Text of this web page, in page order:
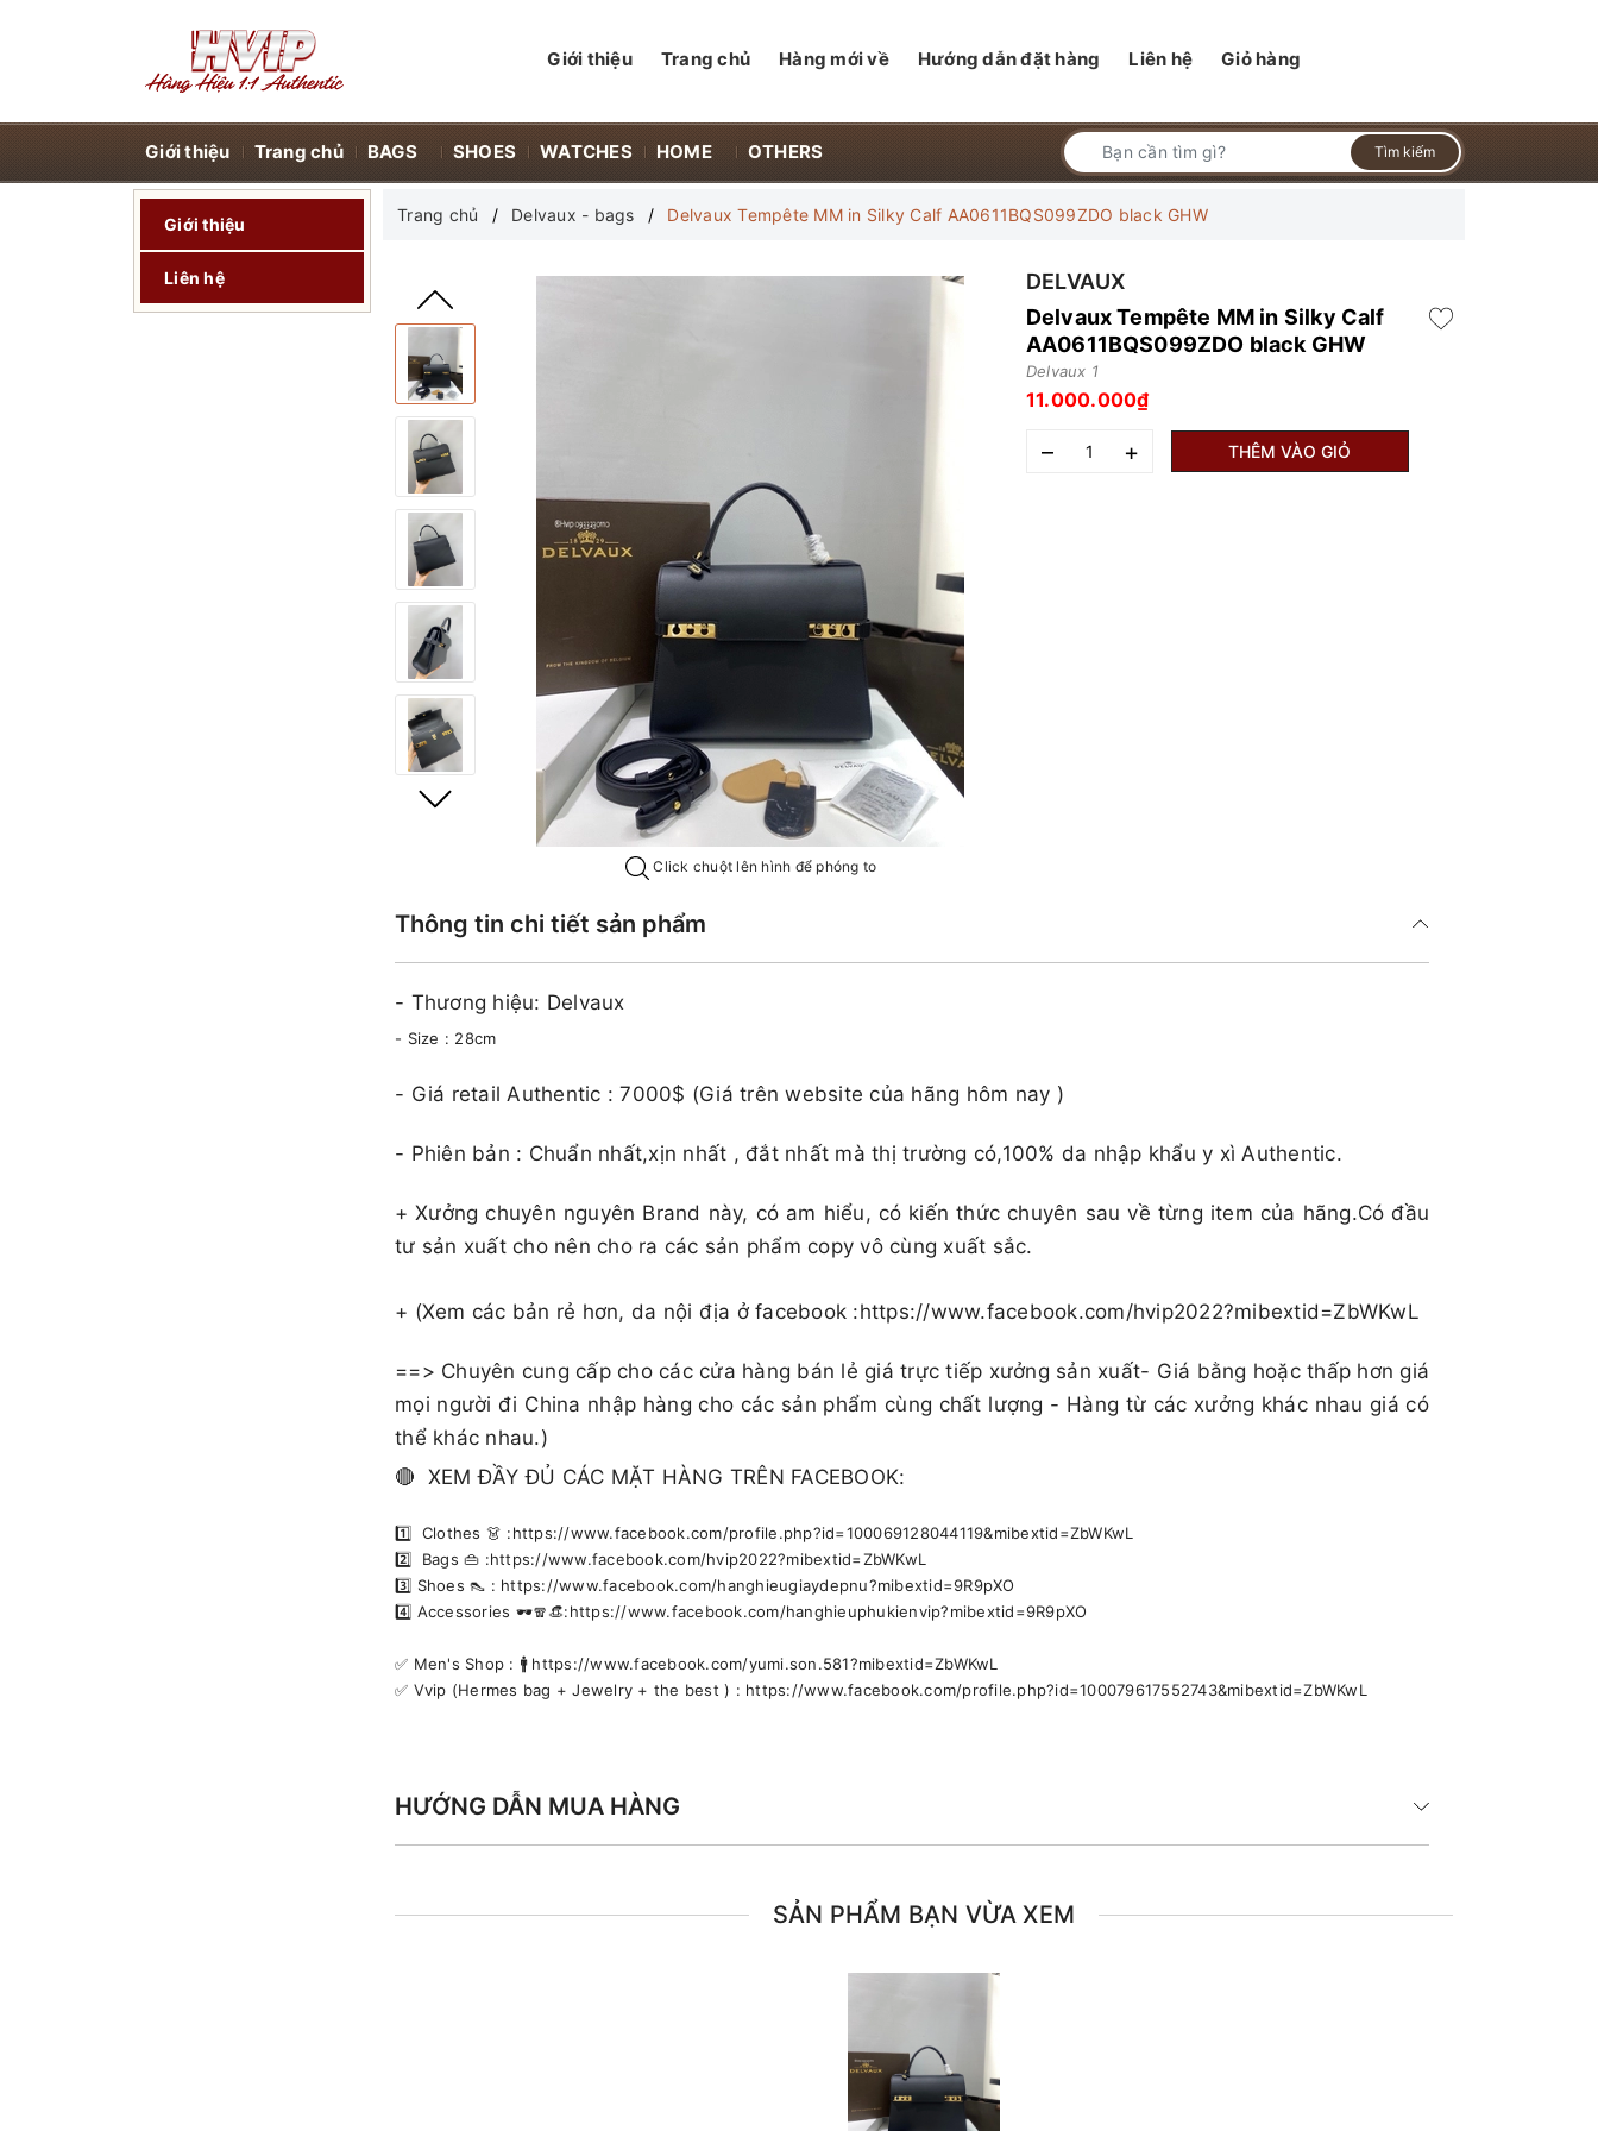
Giới thiệu Trang chủ Hàng mới về Hướng dẫn đặt hàng Liên hệ Giỏ hàng
Giới thiệu Trang chủ BAGS SHOES WATCHES HOME OTHERS Tìm kiếm
Giới thiệu
Liên hệ
Trang chủ Delvaux - bags Delvaux Tempête MM in Silky Calf AA0611BQS099ZDO black GHW
Click chuột lên hình để phóng to
DELVAUX
Delvaux Tempête MM in Silky Calf
AA0611BQS099ZDO black GHW
Delvaux 1
11.000.000₫
– + THÊM VÀO GIỎ
Thông tin chi tiết sản phẩm
- Thương hiệu: Delvaux
- Size : 28cm
​​​- Giá retail Authentic : 7000$ (Giá trên website của hãng hôm nay )​​​
- Phiên bản : Chuẩn nhất,xịn nhất , đắt nhất mà thị trường có,100% da nhập khẩu y xì Authentic.
+ Xưởng chuyên nguyên Brand này, có am hiểu, có kiến thức chuyên sau về từng item của hãng.Có đầu
tư sản xuất cho nên cho ra các sản phẩm copy vô cùng xuất sắc.
+ (Xem các bản rẻ hơn, da nội địa ở facebook :https://www.facebook.com/hvip2022?mibextid=ZbWKwL
==> Chuyên cung cấp cho các cửa hàng bán lẻ giá trực tiếp xưởng sản xuất- Giá bằng hoặc thấp hơn giá
mọi người đi China nhập hàng cho các sản phẩm cùng chất lượng - Hàng từ các xưởng khác nhau giá có
thể khác nhau.)
🔴 XEM ĐẦY ĐỦ CÁC MẶT HÀNG TRÊN FACEBOOK:
1️⃣ Clothes 👗 :https://www.facebook.com/profile.php?id=100069128044119&mibextid=ZbWKwL
2️⃣ Bags 👜 :https://www.facebook.com/hvip2022?mibextid=ZbWKwL
3️⃣ Shoes 👠 : https://www.facebook.com/hanghieugiaydepnu?mibextid=9R9pXO
4️⃣ Accessories 🕶🧣👒:https://www.facebook.com/hanghieuphukienvip?mibextid=9R9pXO
✅️ Men's Shop : 🚹 https://www.facebook.com/yumi.son.581?mibextid=ZbWKwL
✅️ Vvip (Hermes bag + Jewelry + the best ) : https://www.facebook.com/profile.php?id=100079617552743&mibextid=ZbWKwL
HƯỚNG DẪN MUA HÀNG
SẢN PHẨM BẠN VỪA XEM